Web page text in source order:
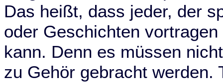
Das heißt, dass jeder, der
oder Geschichten
kann. Denn es müssen
zu Gehör gebracht werden.